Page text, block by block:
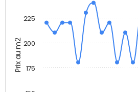
Prix au m2 175
200
225